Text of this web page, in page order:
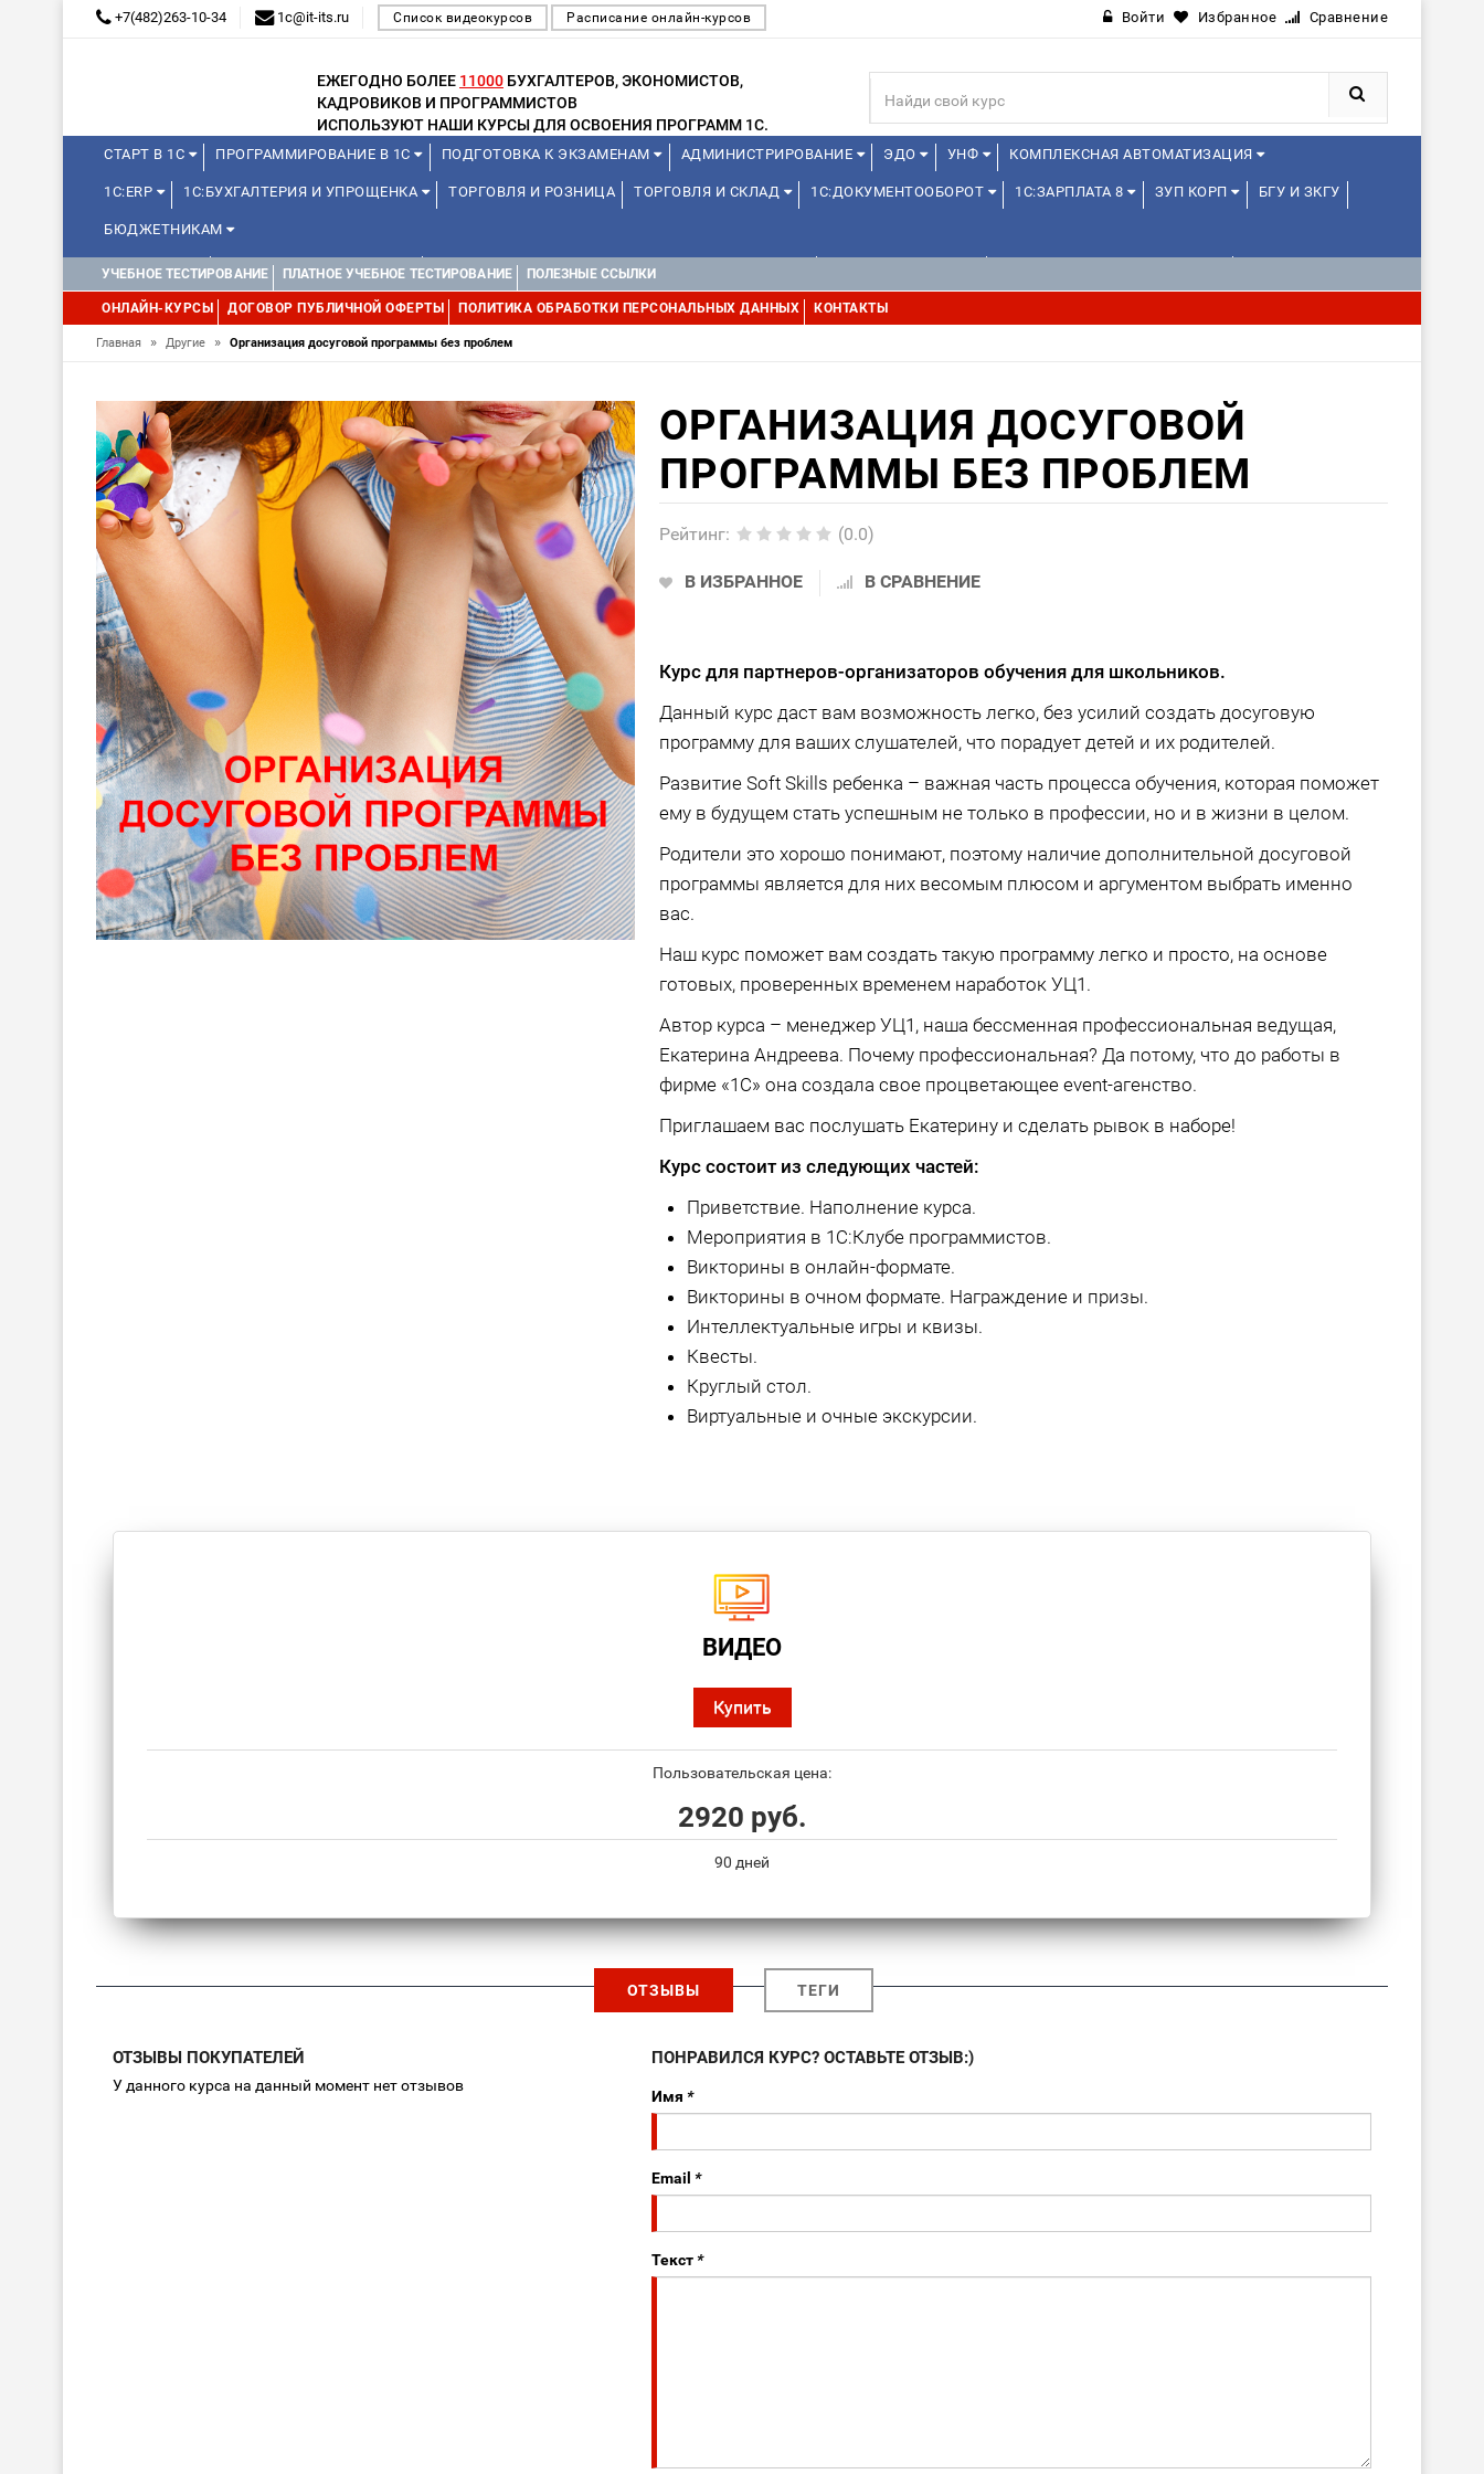
+7(482)263-10-34 1c@it-its.ru Список видеокурсов Расписание онлайн-курсов Войти Избранное Сравнение
ЕЖЕГОДНО БОЛЕЕ 11000 БУХГАЛТЕРОВ, ЭКОНОМИСТОВ,
КАДРОВИКОВ И ПРОГРАММИСТОВ
ИСПОЛЬЗУЮТ НАШИ КУРСЫ ДЛЯ ОСВОЕНИЯ ПРОГРАММ 1С.
СТАРТ В 1С ПРОГРАММИРОВАНИЕ В 1С ПОДГОТОВКА К ЭКЗАМЕНАМ АДМИНИСТРИРОВАНИЕ ЭДО УНФ КОМПЛЕКСНАЯ АВТОМАТИЗАЦИЯ
1С:ERP 1С:БУХГАЛТЕРИЯ И УПРОЩЕНКА ТОРГОВЛЯ И РОЗНИЦА ТОРГОВЛЯ И СКЛАД 1С:ДОКУМЕНТООБОРОТ 1С:ЗАРПЛАТА 8 ЗУП КОРП БГУ И ЗКГУ
БЮДЖЕТНИКАМ
МИНИ-КУРСЫ КУРСЫ ДЛЯ ШКОЛЬНИКОВ КУРСЫ ДЛЯ ПРЕПОДАВАТЕЛЕЙ ШКОЛЬНЫХ КУРСОВ
УПРАВЛЕНИЕ ПРОЕКТАМИ УПРАВЛЕНЦАМ ДРУГИЕ 1С:МЕДИЦИНА WEB, JAVA И ANDROID
УЧЕБНОЕ ТЕСТИРОВАНИЕ ПЛАТНОЕ УЧЕБНОЕ ТЕСТИРОВАНИЕ ПОЛЕЗНЫЕ ССЫЛКИ
ОНЛАЙН-КУРСЫ ДОГОВОР ПУБЛИЧНОЙ ОФЕРТЫ ПОЛИТИКА ОБРАБОТКИ ПЕРСОНАЛЬНЫХ ДАННЫХ КОНТАКТЫ
Главная » Другие » Организация досуговой программы без проблем
ОРГАНИЗАЦИЯ ДОСУГОВОЙ
ПРОГРАММЫ БЕЗ ПРОБЛЕМ
Рейтинг: (0.0)
В ИЗБРАННОЕ В СРАВНЕНИЕ
Курс для партнеров-организаторов обучения для школьников.
Данный курс даст вам возможность легко, без усилий создать досуговую
программу для ваших слушателей, что порадует детей и их родителей.
Развитие Soft Skills ребенка – важная часть процесса обучения, которая поможет
ему в будущем стать успешным не только в профессии, но и в жизни в целом.
Родители это хорошо понимают, поэтому наличие дополнительной досуговой
программы является для них весомым плюсом и аргументом выбрать именно
вас.
Наш курс поможет вам создать такую программу легко и просто, на основе
готовых, проверенных временем наработок УЦ1.
Автор курса – менеджер УЦ1, наша бессменная профессиональная ведущая,
Екатерина Андреева. Почему профессиональная? Да потому, что до работы в
фирме «1С» она создала свое процветающее event-агенство.
Приглашаем вас послушать Екатерину и сделать рывок в наборе!
Курс состоит из следующих частей:
Приветствие. Наполнение курса.
Мероприятия в 1С:Клубе программистов.
Викторины в онлайн-формате.
Викторины в очном формате. Награждение и призы.
Интеллектуальные игры и квизы.
Квесты.
Круглый стол.
Виртуальные и очные экскурсии.
ВИДЕО
Купить
Пользовательская цена:
2920 руб.
90 дней
ОТЗЫВЫ ТЕГИ
ОТЗЫВЫ ПОКУПАТЕЛЕЙ
У данного курса на данный момент нет отзывов
ПОНРАВИЛСЯ КУРС? ОСТАВЬТЕ ОТЗЫВ:)
Имя *
Email *
Текст*